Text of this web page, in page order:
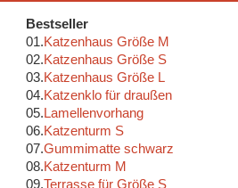
Bestseller
01.Katzenhaus Größe M
02.Katzenhaus Größe S
03.Katzenhaus Größe L
04.Katzenklo für draußen
05. Lamellenvorhang
06.Katzenturm S
07.Gummimatte schwarz
08.Katzenturm M
09.Terrasse für Größe S